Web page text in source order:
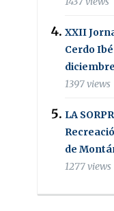
XXII
Cerdo
1397 views
LA
de
1277 views